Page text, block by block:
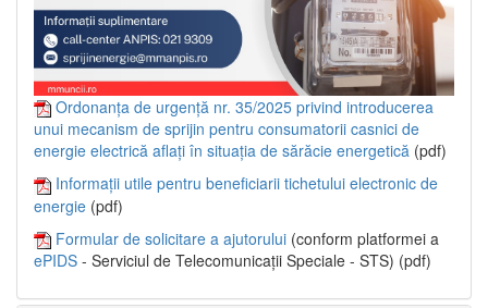
Ordonanța de urgență nr. 35/2025 privind introducerea
unui mecanism de sprijin pentru consumatorii casnici de
energie electrică aflați în situația de sărăcie energetică (pdf)
Informații utile pentru beneficiarii tichetului electronic de
energie (pdf)
Formular de solicitare a ajutorului (conform platformei a
ePIDS - Serviciul de Telecomunicații Speciale - STS) (pdf)